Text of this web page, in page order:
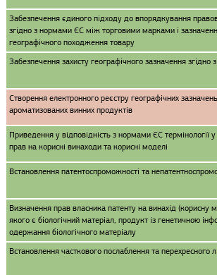
Забезпечення єдиного підходу до впорядкування
згідно з нормами ЄС між торговими марками і
географічного походження товару
Забезпечення захисту географічного зазначення
Створення електронного реєстру географічних
ароматизованих винних продуктів
Приведення у відповідність з нормами ЄС термінології
прав на корисні винаходи та корисні моделі
Встановлення патентоспроможності та
Визначення прав власника патенту на винахід (корисну
якого є біологічний матеріал, продукт із генетичною
одержання біологічного матеріалу
Встановлення часткового послаблення та перехресного